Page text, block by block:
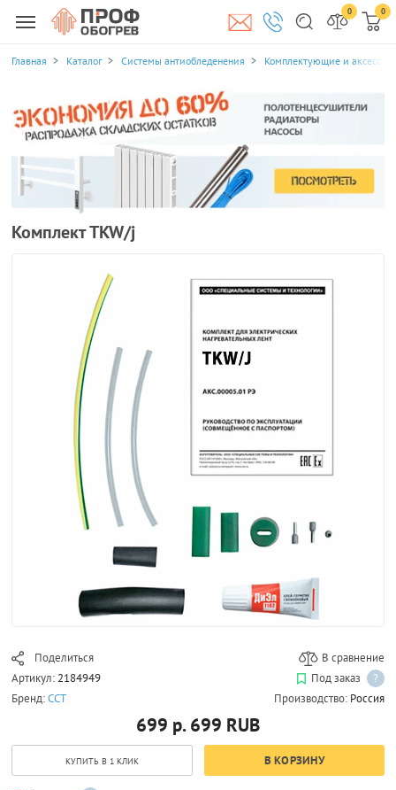
0 0
Главная Каталог Системы антиобледенения Комплектующие и
Комплект TKW/j
Поделиться
В сравнение
Артикул: 2184949 Под заказ
?
Бренд:ССТ Производство: Россия
699 р. 699 RUB
КУПИТЬ В 1 КЛИК В КОРЗИНУ